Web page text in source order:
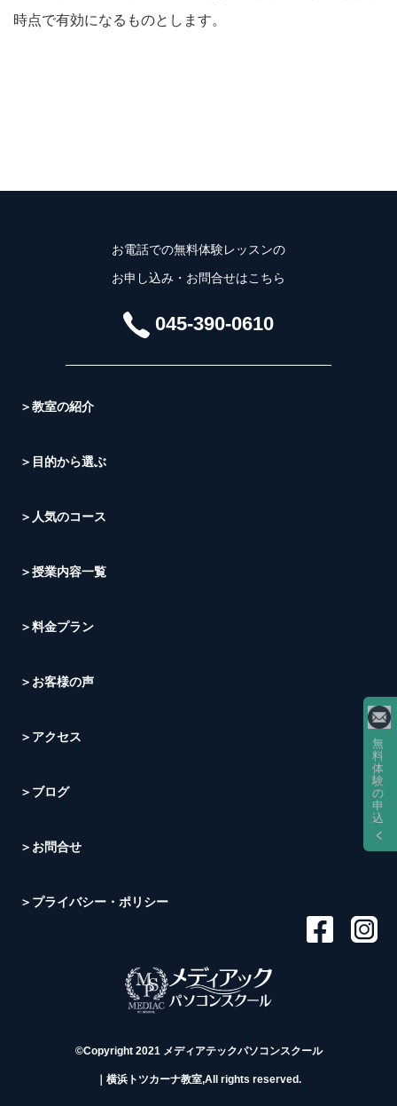
時点で有効になるものとします。
お電話での無料体験レッスンの
お申し込み・お問合せはこちら
045-390-0610
＞教室の紹介
＞目的から選ぶ
＞人気のコース
＞授業内容一覧
＞料金プラン
＞お客様の声
＞アクセス
＞ブログ
＞お問合せ
＞プライバシー・ポリシー
©Copyright 2021 メディアテックパソコンスクール
｜横浜トツカーナ教室,All rights reserved.
無
料
体
験
の
申
込